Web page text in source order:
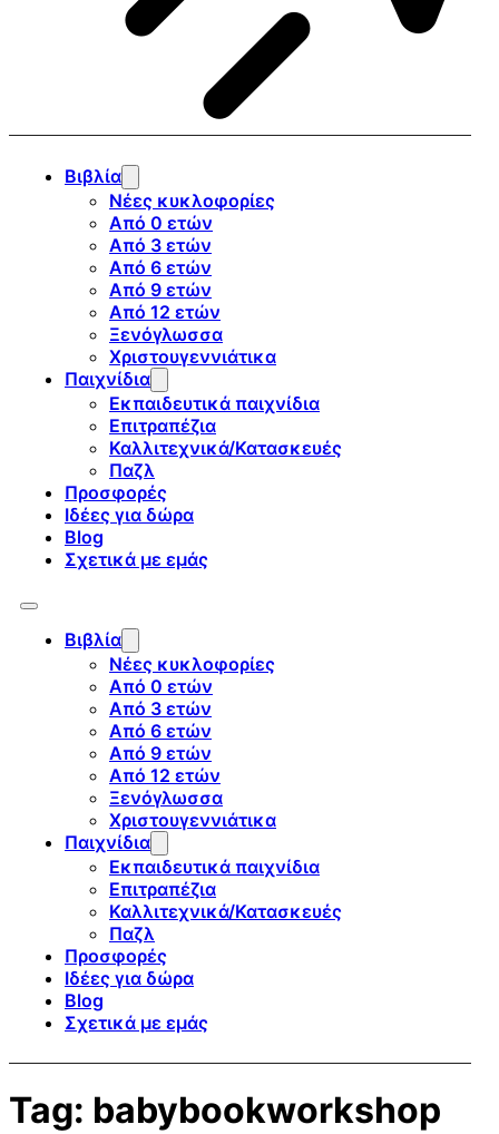
Βιβλία
Νέες κυκλοφορίες
Από 0 ετών
Από 3 ετών
Από 6 ετών
Από 9 ετών
Από 12 ετών
Ξενόγλωσσα
Χριστουγεννιάτικα
Παιχνίδια
Εκπαιδευτικά παιχνίδια
Επιτραπέζια
Καλλιτεχνικά/Κατασκευές
Παζλ
Προσφορές
Ιδέες για δώρα
Blog
Σχετικά με εμάς
Βιβλία
Νέες κυκλοφορίες
Από 0 ετών
Από 3 ετών
Από 6 ετών
Από 9 ετών
Από 12 ετών
Ξενόγλωσσα
Χριστουγεννιάτικα
Παιχνίδια
Εκπαιδευτικά παιχνίδια
Επιτραπέζια
Καλλιτεχνικά/Κατασκευές
Παζλ
Προσφορές
Ιδέες για δώρα
Blog
Σχετικά με εμάς
Tag: babybookworkshop